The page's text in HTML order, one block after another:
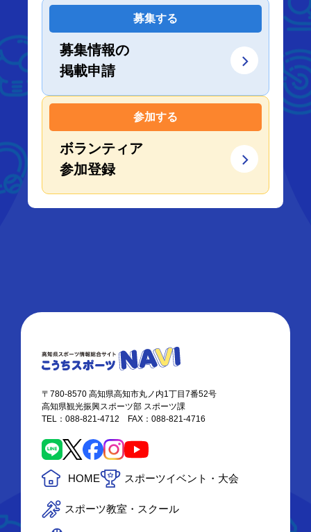
募集する
募集情報の
掲載申請
参加する
ボランティア
参加登録
〒780-8570 高知県高知市丸ノ内1丁目7番52号
高知県観光振興スポーツ部 スポーツ課
TEL：088-821-4712 FAX：088-821-4716
HOME スポーツイベント・大会
スポーツ教室・スクール